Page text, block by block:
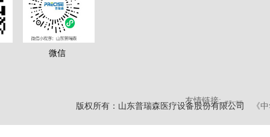
微信
友情链接: 健康一体机
版权所有：山东普瑞森医疗设备股份有限公司 《